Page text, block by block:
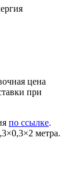
цена
при
по ссылке.
метра.